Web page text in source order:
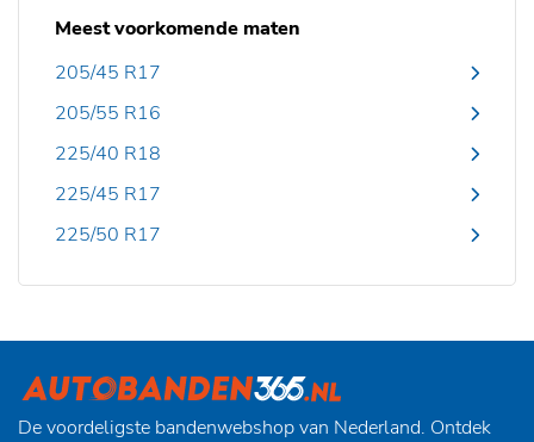
Meest voorkomende maten
205/45 R17
205/55 R16
225/40 R18
225/45 R17
225/50 R17
De voordeligste bandenwebshop van Nederland. Ontdek